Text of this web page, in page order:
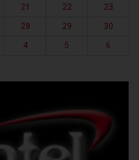
21 22
23
28 29
30
4 5 6